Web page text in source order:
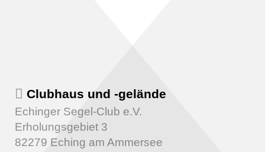
Clubhaus und -gelände
Echinger Segel-Club e.V.
Erholungsgebiet 3
82279 Eching am Ammersee